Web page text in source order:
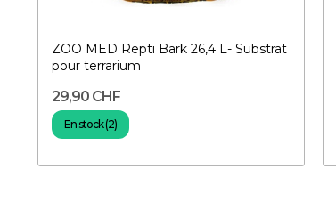
ZOO MED Repti Bark 26,4 L- Substrat
pour terrarium
29,90 CHF
En stock (2)